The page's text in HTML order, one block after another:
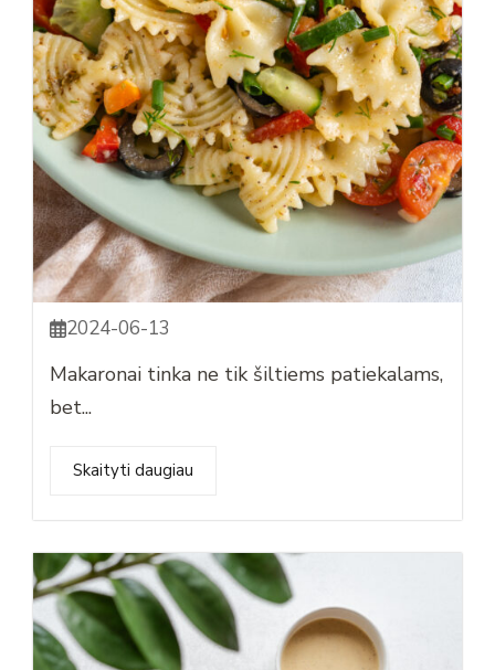
2024-06-13
Makaronai tinka ne tik šiltiems patiekalams,
bet...
Skaityti daugiau